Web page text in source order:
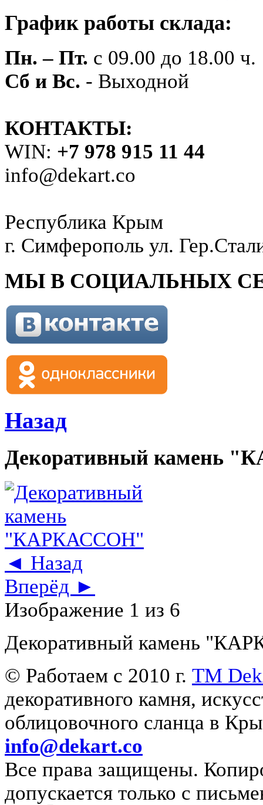
График работы склада:
Пн. – Пт. с 09.00 до 18.00 ч.
Сб и Вс. - Выходной
КОНТАКТЫ:
WIN: +7 978 915 11 44
info@dekart.co
Республика Крым
г. Симферополь ул.
МЫ В СОЦИАЛЬНЫХ
Назад
Декоративный камень
◄ Назад
Вперёд ►
Изображение 1 из 6
Декоративный камень
© Работаем с 2010 г. ТМ
декоративного камня,
облицовочного сланца
info@dekart.co
Все права защищены.
допускается только с